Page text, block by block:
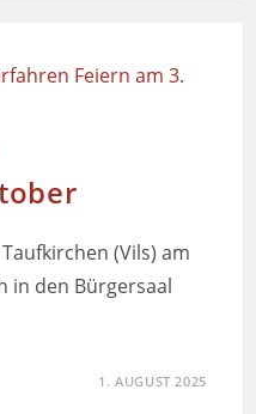
(Vils) am
in den Bürgersaal
1. AUGUST 2025